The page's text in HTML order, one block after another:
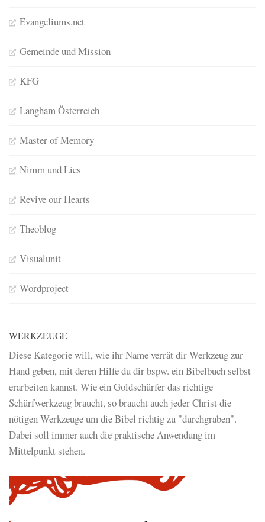
Evangeliums.net
Gemeinde und Mission
KFG
Langham Österreich
Master of Memory
Nimm und Lies
Revive our Hearts
Theoblog
Visualunit
Wordproject
WERKZEUGE
Diese Kategorie will, wie ihr Name verrät dir Werkzeug zur
Hand geben, mit deren Hilfe du dir bspw. ein Bibelbuch selbst
erarbeiten kannst. Wie ein Goldschürfer das richtige
Schürfwerkzeug braucht, so braucht auch jeder Christ die
nötigen Werkzeuge um die Bibel richtig zu "durchgraben".
Dabei soll immer auch die praktische Anwendung im
Mittelpunkt stehen.